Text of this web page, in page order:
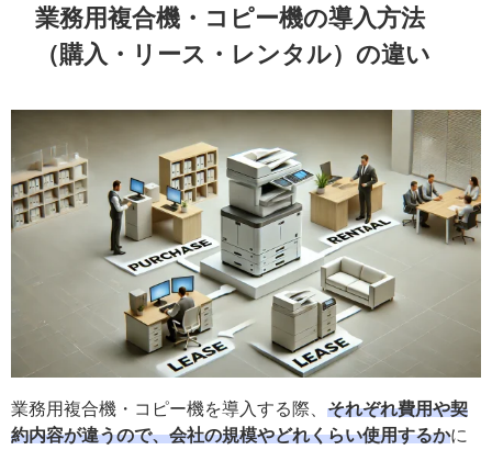
業務用複合機・コピー機の導入方法
（購入・リース・レンタル）の違い
業務用複合機・コピー機を導入する際、 それぞれ費用や契
約内容が違うので、会社の規模やどれくらい使用するかに